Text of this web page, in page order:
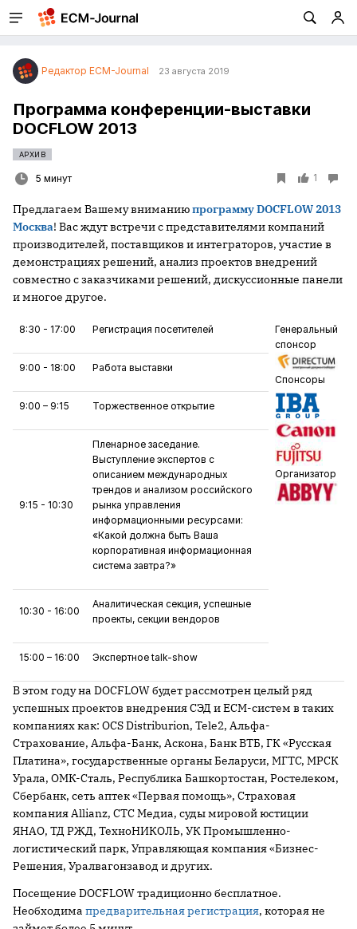
Редактор ECM-Journal 23 августа 2019
Программа конференции-выставки
DOCFLOW 2013
АРХИВ
5 минут 1
Предлагаем Вашему вниманиюпрограмму DOCFLOW 2013
Москва! Вас ждут встречи с представителями компаний
производителей, поставщиков и интеграторов, участие в
демонстрациях решений, анализ проектов внедрений
совместно с заказчиками решений, дискуссионные панели
и многое другое.
8:30 - 17:00 Регистрация посетителей
Генеральный
спонсор
Спонсоры
Организатор
9:00 - 18:00 Работа выставки
9:00 – 9:15 Торжественное открытие
9:15 - 10:30
Пленарное заседание.
Выступление экспертов с
описанием международных
трендов и анализом российского
рынка управления
информационными ресурсами:
«Какой должна быть Ваша
корпоративная информационная
система завтра?»
10:30 - 16:00
Аналитическая секция, успешные
проекты, секции вендоров
15:00 – 16:00 Экспертное talk-show
В этом году на DOCFLOW будет рассмотрен целый ряд
успешных проектов внедрения СЭД и ECM-систем в таких
компаниях как: OCS Distriburion, Tele2, Альфа-
Cтрахование, Альфа-Банк, Аскона, Банк ВТБ, ГК «Русская
Платина», государственные органы Беларуси, МГТС, МРСК
Урала, ОМК-Сталь, Республика Башкортостан, Ростелеком,
Сбербанк, сеть аптек «Первая помощь», Страховая
компания Allianz, СТС Медиа, суды мировой юстиции
ЯНАО, ТД РЖД, ТехноНИКОЛЬ, УК Промышленно-
логистический парк, Управляющая компания «Бизнес-
Решения, Уралвагонзавод и других.
Посещение DOCFLOW традиционно бесплатное.
Необходима предварительная регистрация, которая не